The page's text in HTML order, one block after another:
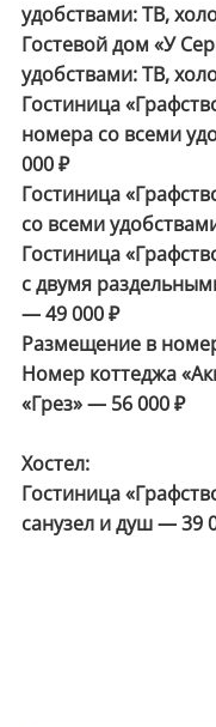
удобствами: ТВ,
Гостевой дом «У
удобствами: ТВ,
Гостиница
номера со всеми
000 ₽
Гостиница
со всеми
Гостиница
с двумя
— 49 000 ₽
Размещение в
Номер коттеджа
«Грез» — 56 000 ₽
Хостел:
Гостиница
санузел и душ — 39